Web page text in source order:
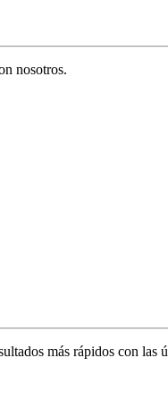
nosotros.
más rápidos con las